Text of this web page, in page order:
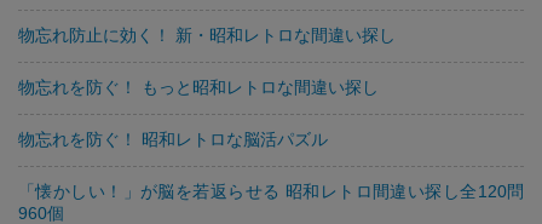
物忘れ防止に効く！ 新・昭和レトロな間違い探し
物忘れを防ぐ！ もっと昭和レトロな間違い探し
物忘れを防ぐ！ 昭和レトロな脳活パズル
「懐かしい！」が脳を若返らせる 昭和レトロ間違い探し全120問
960個